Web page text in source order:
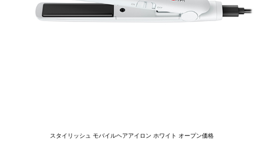
スタイリッシュ モバイルヘアアイロン ホワイト オープン価格